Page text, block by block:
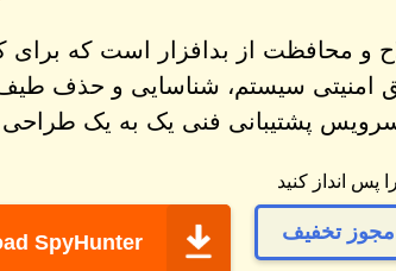
امنیتی سیستم، شناسایی و حذف طیف
SpyHunter تخفیف